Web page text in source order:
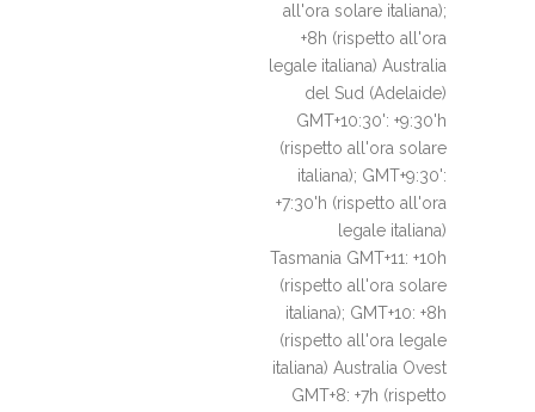
all'ora solare italiana);
+8h (rispetto all'ora
legale italiana) Australia
del Sud (Adelaide)
GMT+10:30': +9:30'h
(rispetto all'ora solare
italiana); GMT+9:30':
+7:30'h (rispetto all'ora
legale italiana)
Tasmania GMT+11: +10h
(rispetto all'ora solare
italiana); GMT+10: +8h
(rispetto all'ora legale
italiana) Australia Ovest
GMT+8: +7h (rispetto